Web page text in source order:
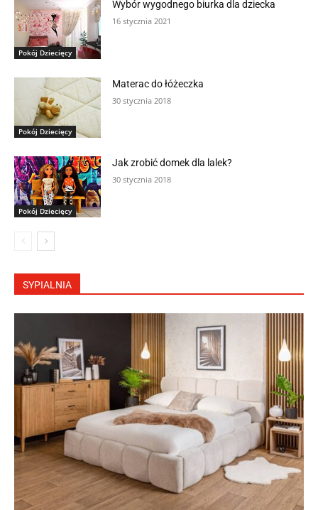
Pokój Dziecięcy
Wybór wygodnego biurka dla dziecka
16 stycznia 2021
Pokój Dziecięcy
Materac do łóżeczka
30 stycznia 2018
Pokój Dziecięcy
Jak zrobić domek dla lalek?
30 stycznia 2018
SYPIALNIA